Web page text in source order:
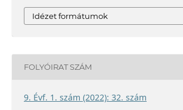
Idézet formátumok
FOLYÓIRAT SZÁM
9. Évf. 1. szám (2022): 32. szám